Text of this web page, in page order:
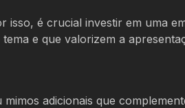
é crucial investir em uma
e que valorizem a
adicionais que